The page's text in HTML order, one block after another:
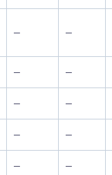
– –
– –
– –
– –
– –